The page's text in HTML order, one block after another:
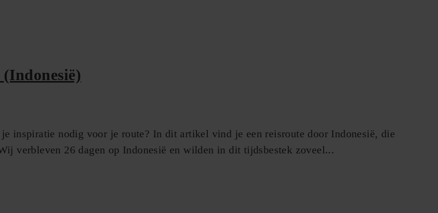
inspiratie nodig voor je route? In dit artikel vind je een reisroute door Indonesië, die
verbleven 26 dagen op Indonesië en wilden in dit tijdsbestek zoveel...